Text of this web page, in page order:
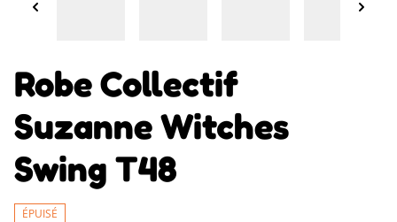
Robe Collectif
Suzanne Witches
Swing T48
ÉPUISÉ